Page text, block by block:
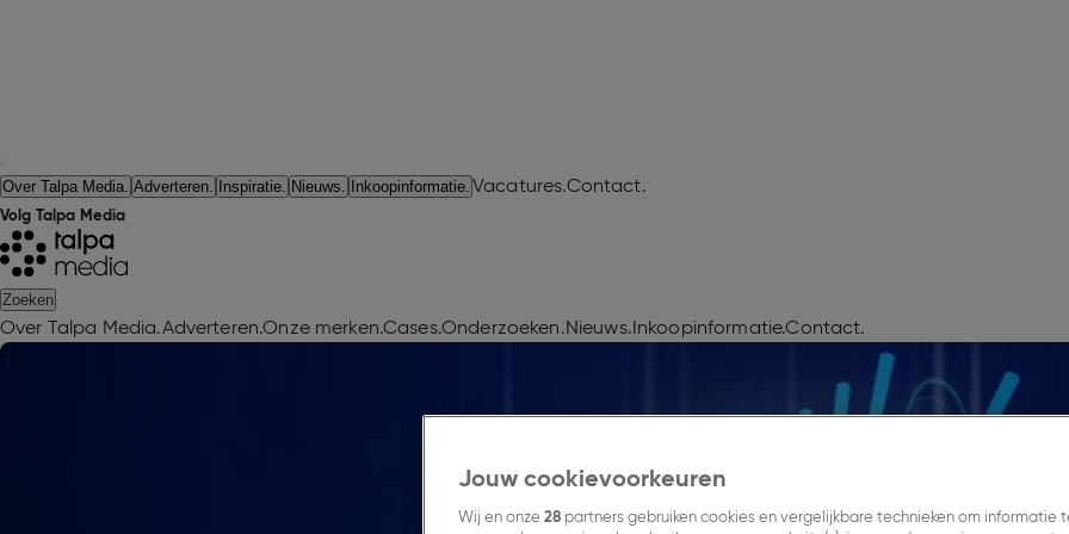
Over Talpa Media. Adverteren. Inspiratie. Nieuws. Inkoopinformatie. Vacatures.Contact.
Volg Talpa Media
Zoeken
Over Talpa Media.Adverteren.Onze merken.Cases.Onderzoeken.Nieuws.Inkoopinformatie.Contact.
Jouw cookievoorkeuren
Wij en onze 28 partners gebruiken cookies en vergelijkbare technieken om informatie